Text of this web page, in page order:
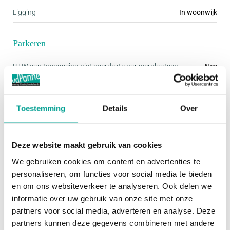
Toestemming Details Over
Deze website maakt gebruik van cookies
We gebruiken cookies om content en advertenties te
personaliseren, om functies voor social media te bieden
en om ons websiteverkeer te analyseren. Ook delen we
informatie over uw gebruik van onze site met onze
partners voor social media, adverteren en analyse. Deze
partners kunnen deze gegevens combineren met andere
meterkast en het toilet (met fonteintje).
De ruimte beschikt over een plafondhoogte van
installatie en convectoren.
In overleg met de huidige huurder kan het e.e.a.
qua meubilair worden overgenomen /
Locatie:
De kantoorruimte is uitstekend bereikbaar met
zowel eigen vervoer als het openbaar vervoer.
Gelegen in het stadsdeel Hillegersberg-Schiebroek,
profiteert deze locatie van een strategische ligging
Ligging In woonwijk
Parkeren
BTW van toepassing niet overdekte parkeerplaatsen Nee
BTW van toepassing overdekte parkeerplaatsen Nee
Onderhoud buiten waardering Goed tot uitstekend
Energie
Energie einddatum donderdag 13 maart 2036